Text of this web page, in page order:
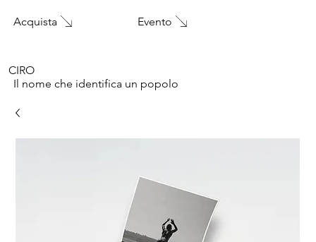
Il nome che identifica un popolo
CIRO
Acquista Evento